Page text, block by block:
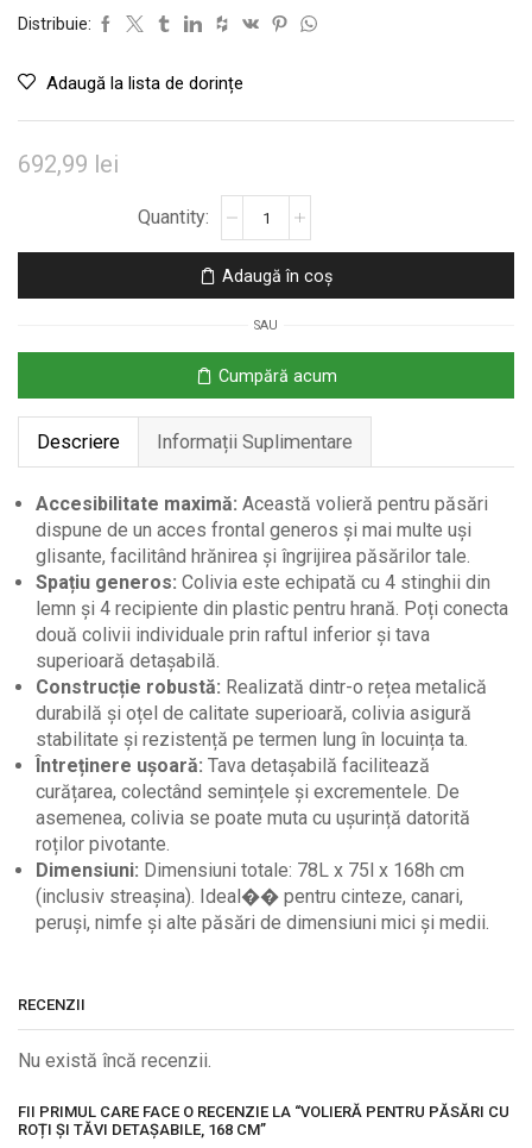
Distribuie:
Adaugă la lista de dorințe
692,99 lei
pentru
Păsări
și
Tăvi
Detașabile,
168
cm
Adaugă în coș
SAU
Cumpără acum
Descriere Informații Suplimentare
Accesibilitate maximă: Această volieră pentru păsări
dispune de un acces frontal generos și mai multe uși
glisante, facilitând hrănirea și îngrijirea păsărilor tale.
Spațiu generos: Colivia este echipată cu 4 stinghii din
lemn și 4 recipiente din plastic pentru hrană. Poți conecta
două colivii individuale prin raftul inferior și tava
superioară detașabilă.
Construcție robustă: Realizată dintr-o rețea metalică
durabilă și oțel de calitate superioară, colivia asigură
stabilitate și rezistență pe termen lung în locuința ta.
Întreținere ușoară: Tava detașabilă facilitează
curățarea, colectând semințele și excrementele. De
asemenea, colivia se poate muta cu ușurință datorită
roților pivotante.
Dimensiuni: Dimensiuni totale: 78L x 75l x 168h cm
(inclusiv streașina). Ideal�� pentru cinteze, canari,
peruși, nimfe și alte păsări de dimensiuni mici și medii.
RECENZII
Nu există încă recenzii.
FII PRIMUL CARE FACE O RECENZIE LA “VOLIERĂ PENTRU PĂSĂRI CU
ROȚI ȘI TĂVI DETAȘABILE, 168 CM”